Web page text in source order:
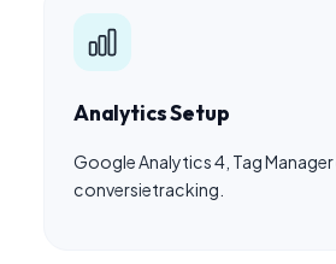
Analytics Setup
Google Analytics 4, Tag Manager
conversietracking.